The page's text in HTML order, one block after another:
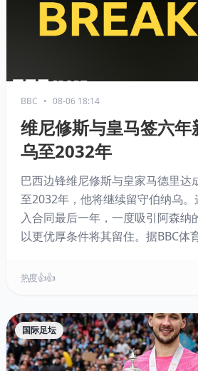
BBC • 08-06 18:14
维尼修斯与皇马签六年
乌至2032年
巴西边锋维尼修斯与皇家马德里达
至2032年，他将继续留守伯纳乌
入合同最后一年，一度吸引阿森纳
以更优厚条件将其留住。据BBC体
热度 👍👍
国际足坛